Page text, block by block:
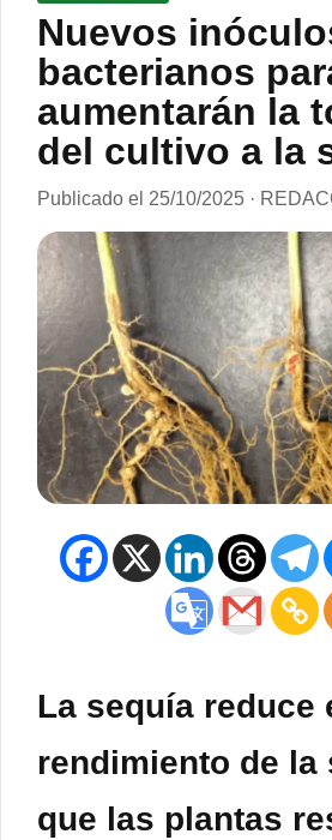
Nuevos
bacterianos
aumentarán la
del cultivo a la
Publicado el 25/10/2025 ·
La sequía reduce
rendimiento de la
que las plantas